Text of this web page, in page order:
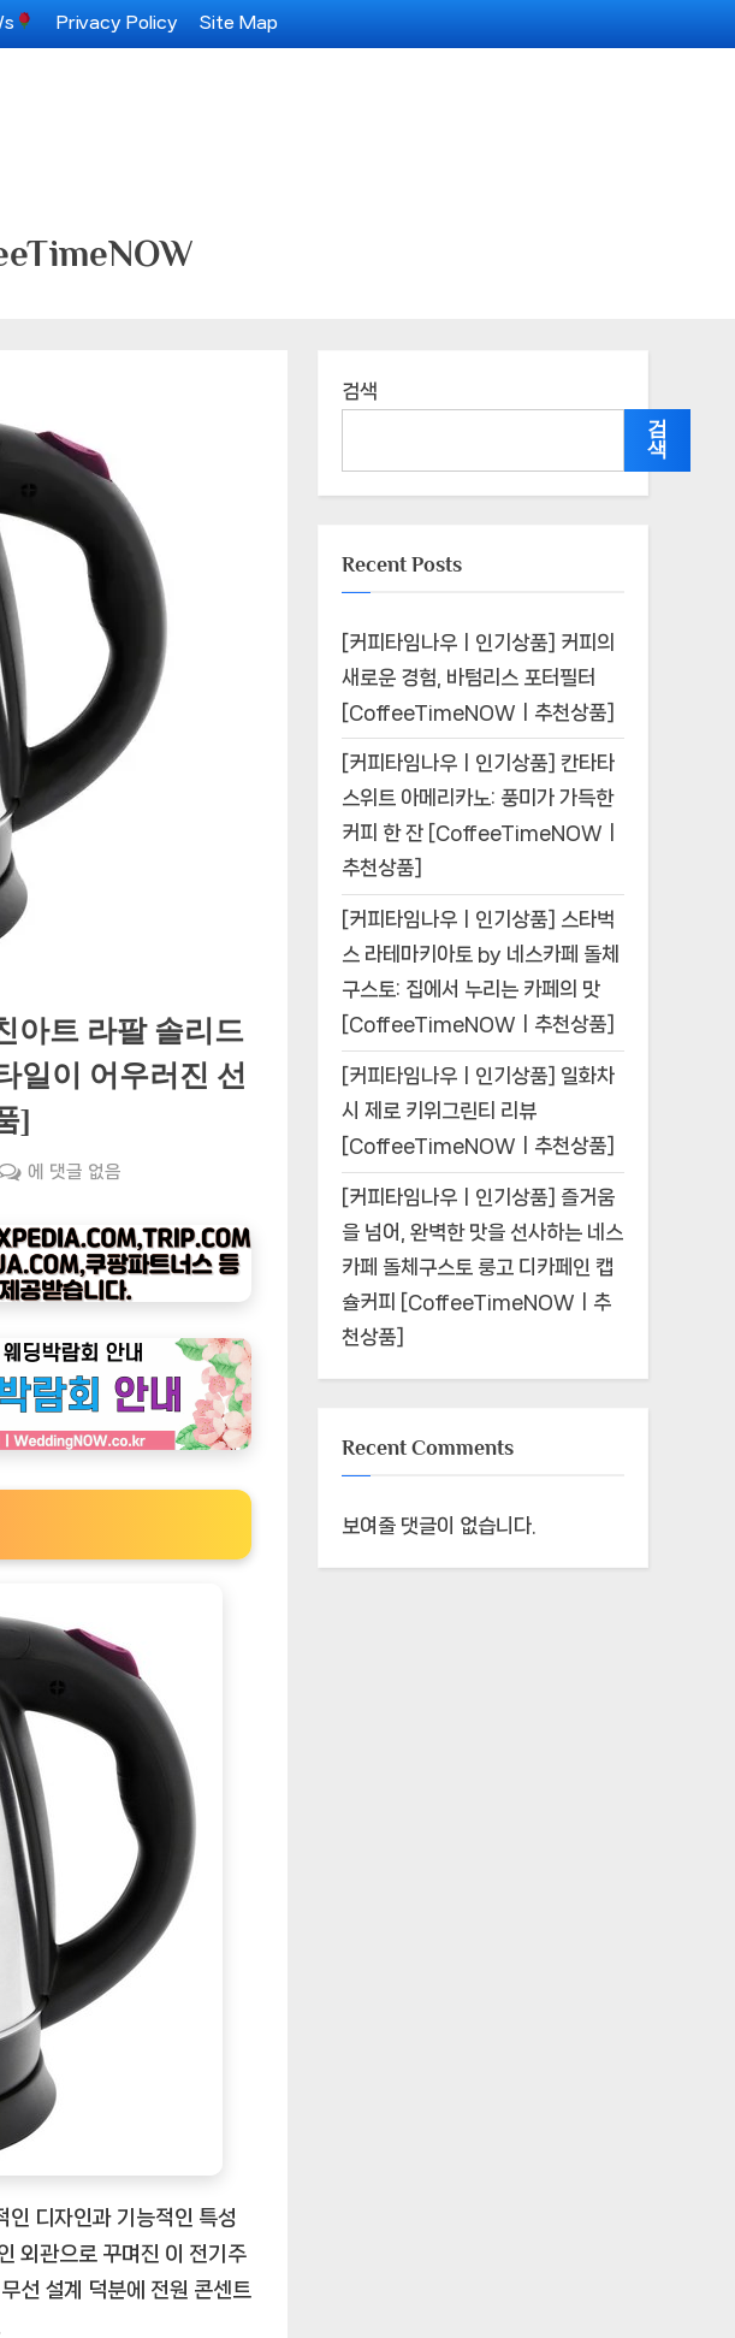
Privacy Policy Site Map
아트 라팔 솔리드
일이 어우러진 선
]
[커
타
임
나
ㅣ
인
상
라
리
드
무
선
전
기
주
자:
편
리
함
스
타
어
우
에 댓글 없음
인 디자인과 기능적인 특성
외관으로 꾸며진 이 전기주
선 설계 덕분에 전원 콘센트
검색
검
색
Recent Posts
[커피타임나우ㅣ인기상품] 커피의
새로운 경험, 바텀리스 포터필터
[CoffeeTimeNOWㅣ추천상품]
[커피타임나우ㅣ인기상품] 칸타타
스위트 아메리카노: 풍미가 가득한
커피 한 잔 [CoffeeTimeNOWㅣ
추천상품]
[커피타임나우ㅣ인기상품] 스타벅
스 라테마키아토 by 네스카페 돌체
구스토: 집에서 누리는 카페의 맛
[CoffeeTimeNOWㅣ추천상품]
[커피타임나우ㅣ인기상품] 일화차
시 제로 키위그린티 리뷰
[CoffeeTimeNOWㅣ추천상품]
[커피타임나우ㅣ인기상품] 즐거움
을 넘어, 완벽한 맛을 선사하는 네스
카페 돌체구스토 룽고 디카페인 캡
슐커피 [CoffeeTimeNOWㅣ추
천상품]
Recent Comments
보여줄 댓글이 없습니다.